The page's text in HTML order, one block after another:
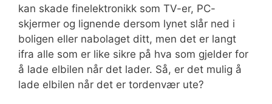
kan skade finelektronikk som TV-er, PC-
skjermer og lignende dersom lynet slår ned i
boligen eller nabolaget ditt, men det er langt
ifra alle som er like sikre på hva som gjelder for
å lade elbilen når det lader. Så, er det mulig å
lade elbilen når det er tordenvær ute?